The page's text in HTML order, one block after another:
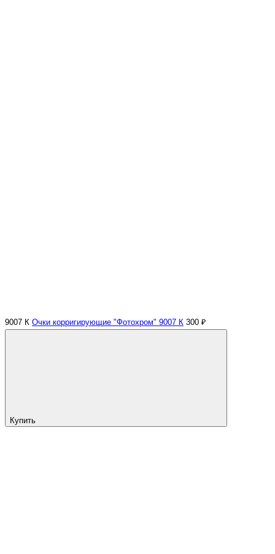
9007 К Очки корригирующие "Фотохром" 9007 К 300 ₽
Купить